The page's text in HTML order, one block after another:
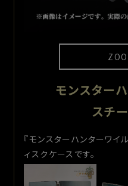
モンスター
スチ
『モンスターハンターワイ
ィスクケースです。